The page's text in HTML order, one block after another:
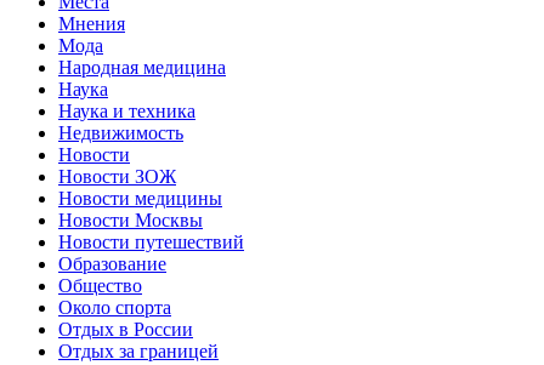
Мнения
Мода
Народная медицина
Наука
Наука и техника
Недвижимость
Новости
Новости ЗОЖ
Новости медицины
Новости Москвы
Новости путешествий
Образование
Общество
Около спорта
Отдых в России
Отдых за границей